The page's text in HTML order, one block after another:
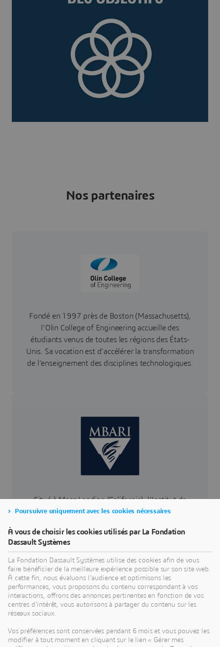
Nos partenaires
Fondé en 1997 près de Boston (Massachusetts),
l’Olin College of Engineering accueille des
étudiants venus de toutes les régions des États-
Unis. Sa vocation est d’accélérer la transformation
de l’enseignement des disciplines technologiques.
Situé à Moss Landing (Californie), l’Institut de
Recherche de l’Aquarium de la Baie de Monterey
Institute) est l’un des plus prestigieux centres de
recherche océanographique au monde.
Poursuivre uniquement avec les cookies nécessaires
À vous de choisir les cookies utilisés par La Fondation
Dassault Systèmes
La Fondation Dassault Systèmes utilise des cookies afin de vous
faire bénéficier de la meilleure expérience possible sur son site web.
À cette fin, nous évaluons l'audience et optimisons les
performances, vous proposons du contenu correspondant à vos
interactions, offrons des annonces pertinentes en fonction de vos
centres d'intérêt, vous autorisons à partager du contenu sur les
réseaux sociaux.
Vos préférences sont conservées pendant 6 mois et vous pouvez les
modifier à tout moment en cliquant sur le lien « Gérer mes